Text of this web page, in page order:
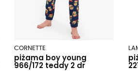
CORNETTE
piżama boy young
966/172 teddy 2 dr